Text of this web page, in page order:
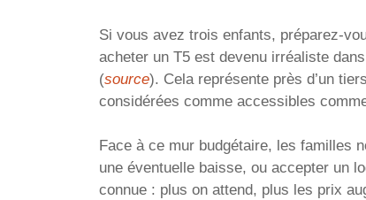
Si vous avez trois enfants, préparez-
acheter un T5 est devenu irréaliste
(source). Cela représente près d’un
considérées comme accessibles
Face à ce mur budgétaire, les familles
une éventuelle baisse, ou accepter un
connue : plus on attend, plus les prix